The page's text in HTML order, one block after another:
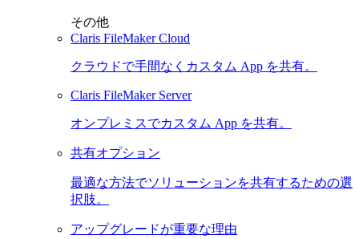
その他
Claris FileMaker Cloud
クラウドで手間なくカスタム App を共有。
Claris FileMaker Server
オンプレミスでカスタム App を共有。
共有オプション
最適な方法でソリューションを共有するための選
択肢。
アップグレードが重要な理由